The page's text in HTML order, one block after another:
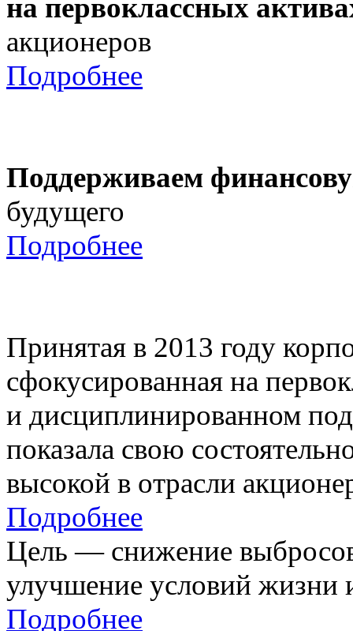
на первоклассных
акционеров
Подробнее
Поддерживаем
будущего
Подробнее
Принятая в 2013 году
сфокусированная на
и дисциплинированном
показала свою
высокой в отрасли
Подробнее
Цель — снижение
улучшение условий жизни
Подробнее